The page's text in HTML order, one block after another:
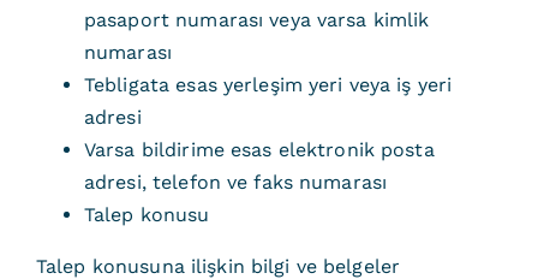
pasaport numarası veya varsa kimlik
numarası
Tebligata esas yerleşim yeri veya iş yeri
adresi
Varsa bildirime esas elektronik posta
adresi, telefon ve faks numarası
Talep konusu
Talep konusuna ilişkin bilgi ve belgeler